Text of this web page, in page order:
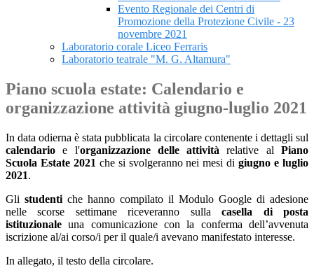
Evento Regionale dei Centri di
Promozione della Protezione Civile - 23
novembre 2021
Laboratorio corale Liceo Ferraris
Laboratorio teatrale "M. G. Altamura"
Piano scuola estate: Calendario e
organizzazione attività giugno-luglio 2021
In data odierna è stata pubblicata la circolare contenente i dettagli sul
calendario e l'organizzazione delle attività relative alPiano
Scuola Estate 2021 che si svolgeranno nei mesi digiugno e luglio
2021.
Gli studenti che hanno compilato il Modulo Google di adesione
nelle scorse settimane riceveranno sullacasella di posta
istituzionale una comunicazione con la conferma dell’avvenuta
iscrizione al/ai corso/i per il quale/i avevano manifestato interesse.
In allegato, il testo della circolare.